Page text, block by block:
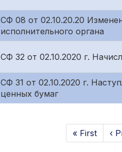
СФ 08 от 02.10.20.20
исполнительного органа
СФ 32 от 02.10.2020 г.
СФ 31 от 02.10.2020 г.
ценных бумаг
« First ‹